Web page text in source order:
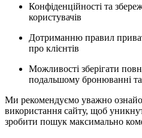
Конфіденційності та
користувачів
Дотриманню правил
про клієнтів
Можливості зберігати
подальшому бронюванні та
Ми рекомендуємо уважно
використання сайту, щоб
зробити пошук максимально